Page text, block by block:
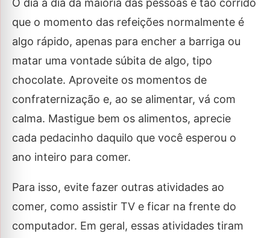
O dia a dia da maioria das pessoas é tão corrido
que o momento das refeições normalmente é
algo rápido, apenas para encher a barriga ou
matar uma vontade súbita de algo, tipo
chocolate. Aproveite os momentos de
confraternização e, ao se alimentar, vá com
calma. Mastigue bem os alimentos, aprecie
cada pedacinho daquilo que você esperou o
ano inteiro para comer.
Para isso, evite fazer outras atividades ao
comer, como assistir TV e ficar na frente do
computador. Em geral, essas atividades tiram